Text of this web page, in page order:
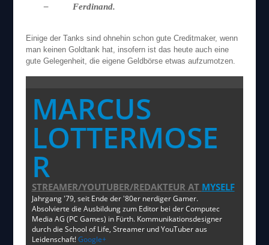
– Ferdinand.
Einige der Tanks sind ohnehin schon gute Creditmaker, wenn
man keinen Goldtank hat, insofern ist das heute auch eine
gute Gelegenheit, die eigene Geldbörse etwas aufzumotzen.
MARCUS
LOTTERMOSE
R
STREAMER/YOUTUBER/REDAKTEUR AT MYSELF
Jahrgang '79, seit Ende der '80er nerdiger Gamer.
Absolvierte die Ausbildung zum Editor bei der Computec
Media AG (PC Games) in Fürth. Kommunikationsdesigner
durch die School of Life, Streamer und YouTuber aus
Leidenschaft!Google+